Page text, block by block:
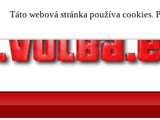
Táto webová stránka používa cookies.